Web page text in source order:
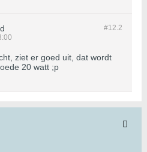
#12.2
ziet er goed uit, dat wordt
20 watt ;p